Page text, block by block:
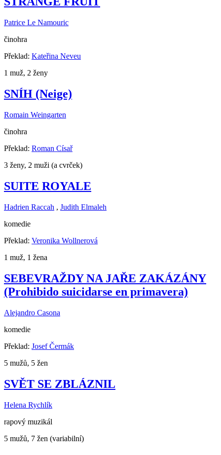
Patrice Le Namouric
činohra
Překlad: Kateřina Neveu
1 muž, 2 ženy
SNÍH (Neige)
Romain Weingarten
činohra
Překlad: Roman Císař
3 ženy, 2 muži (a cvrček)
SUITE ROYALE
Hadrien Raccah , Judith Elmaleh
komedie
Překlad: Veronika Wollnerová
1 muž, 1 žena
SEBEVRAŽDY NA JAŘE ZAKÁZÁNY
(Prohibido suicidarse en primavera)
Alejandro Casona
komedie
Překlad: Josef Čermák
5 mužů, 5 žen
SVĚT SE ZBLÁZNIL
Helena Rychlík
rapový muzikál
5 mužů, 7 žen (variabilní)